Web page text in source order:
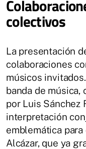
colectivos
La presentación
colaboraciones
músicos
banda de música,
por Luis Sánchez
interpretación
emblemática
Alcázar, que ya